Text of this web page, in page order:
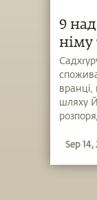
9
німу
шляху
Sep